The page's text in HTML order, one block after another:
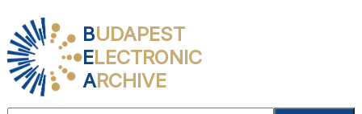
BUDAPEST
ELECTRONIC
ARCHIVE